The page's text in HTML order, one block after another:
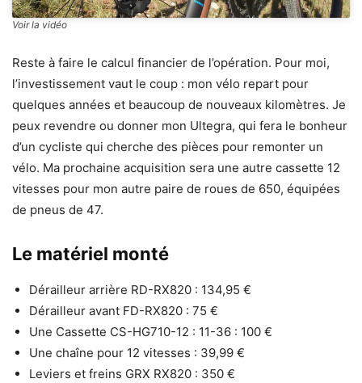
Voir la vidéo
Reste à faire le calcul financier de l’opération. Pour moi,
l’investissement vaut le coup : mon vélo repart pour
quelques années et beaucoup de nouveaux kilomètres. Je
peux revendre ou donner mon Ultegra, qui fera le bonheur
d’un cycliste qui cherche des pièces pour remonter un
vélo. Ma prochaine acquisition sera une autre cassette 12
vitesses pour mon autre paire de roues de 650, équipées
de pneus de 47.
Le matériel monté
Dérailleur arrière RD-RX820 : 134,95 €
Dérailleur avant FD-RX820 : 75 €
Une Cassette CS-HG710-12 : 11-36 : 100 €
Une chaîne pour 12 vitesses : 39,99 €
Leviers et freins GRX RX820 : 350 €